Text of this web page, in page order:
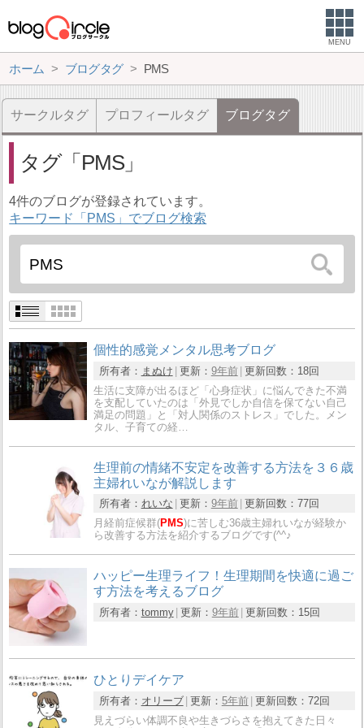
MENU
ホーム ブログタグ PMS
サークルタグ プロフィールタグ ブログタグ
タグ PMS
4件のブログが登録されています。
キーワード「PMS」でブログ検索
個性的感覚メンタル思考ブログ
所有者： まぬけ 更新： 9年前 更新回数： 18回
生活に支障が出るほど「心身症状」に悩んできた不満
を支配していたのは「外見でしか自信を保てない自己
満足の問題」と「対人関係のストレス」でした。メン
タル、子育ての経…
生理前の情緒不安定を改善する方法を３６歳
主婦れいなが解説します
所有者： れいな 更新： 9年前 更新回数： 77回
月経前症候群(PMS)に苦しむ36歳主婦れいなが経験か
ら改善する方法を紹介するブログです(^^♪
ハッピー生理ライフ！生理期間を快適に過ご
す方法を考えるブログ
所有者： tommy 更新： 9年前 更新回数： 15回
ひとりデイケア
所有者： オリーブ 更新： 5年前 更新回数： 72回
見えづらい体調不良や生きづらさを抱えてきた日々